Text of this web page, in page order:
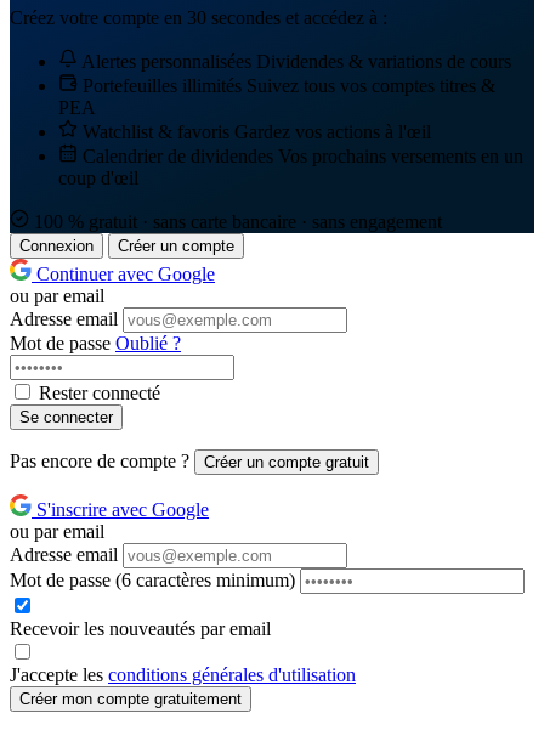
Créez votre compte en 30 secondes et accédez à :
Alertes personnalisées Dividendes & variations de cours
Portefeuilles illimités Suivez tous vos comptes titres &
PEA
Watchlist & favoris Gardez vos actions à l'œil
Calendrier de dividendes Vos prochains versements en un
coup d'œil
100 % gratuit · sans carte bancaire · sans engagement
Connexion Créer un compte
Continuer avec Google
ou par email
Adresse email
Mot de passe Oublié ?
Rester connecté
Se connecter
Pas encore de compte ? Créer un compte gratuit
S'inscrire avec Google
ou par email
Adresse email
Mot de passe (6 caractères minimum)
Recevoir les nouveautés par email
J'accepte les conditions générales d'utilisation
Créer mon compte gratuitement